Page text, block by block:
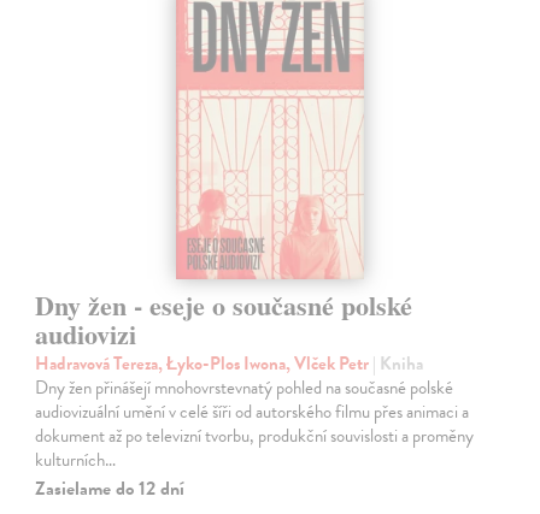
Dny žen - eseje o současné polské
audiovizi
Hadravová Tereza, Łyko-Plos Iwona, Vlček Petr| Kniha
Dny žen přinášejí mnohovrstevnatý pohled na současné polské
audiovizuální umění v celé šíři od autorského filmu přes animaci a
dokument až po televizní tvorbu, produkční souvislosti a proměny
kulturních…
Zasielame do 12 dní